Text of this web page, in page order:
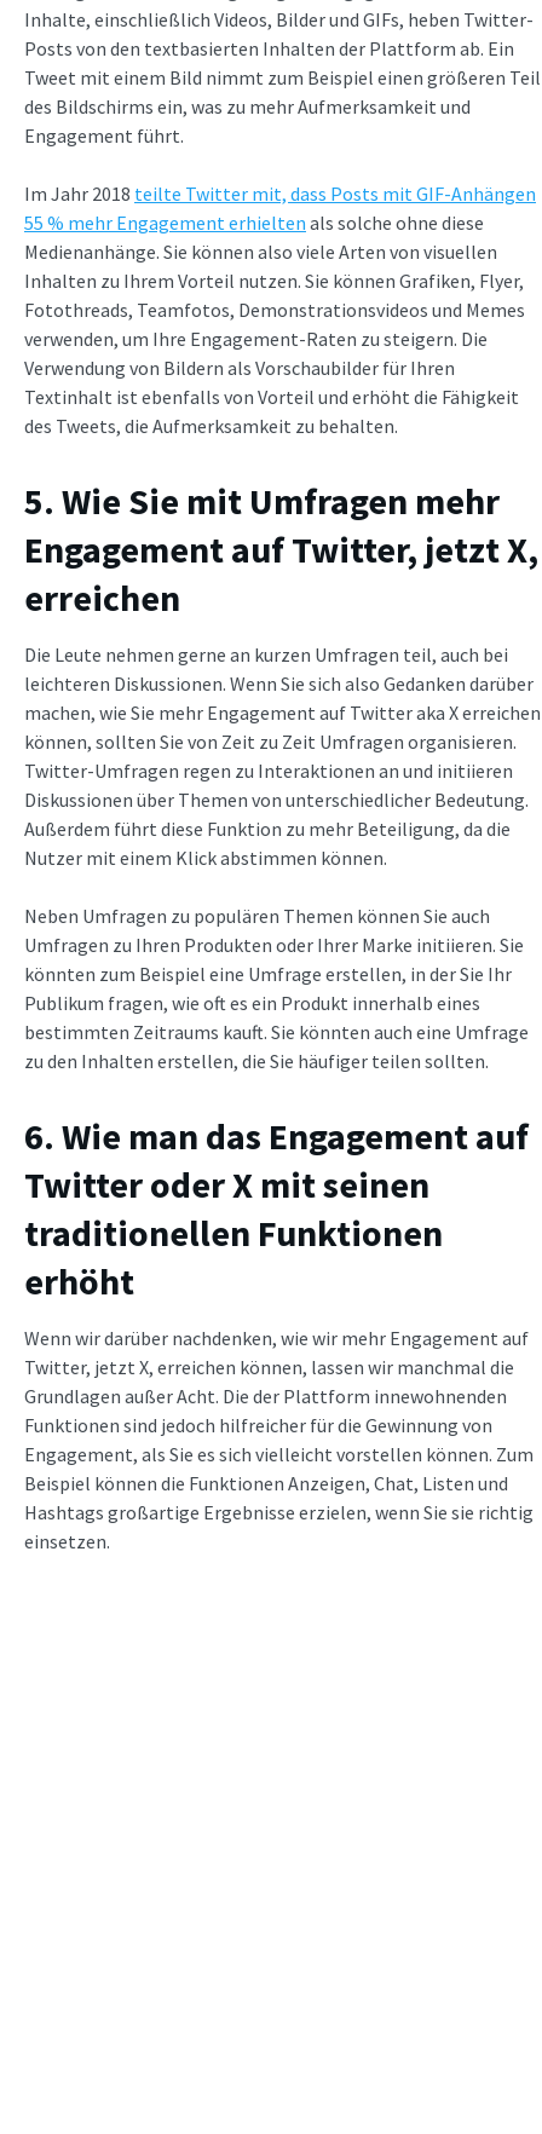
Inhalte, einschließlich Videos, Bilder und GIFs, heben Twitter-
Posts von den textbasierten Inhalten der Plattform ab. Ein
Tweet mit einem Bild nimmt zum Beispiel einen größeren Teil
des Bildschirms ein, was zu mehr Aufmerksamkeit und
Engagement führt.
Im Jahr 2018 teilte Twitter mit, dass Posts mit GIF-Anhängen
55 % mehr Engagement erhielten als solche ohne diese
Medienanhänge. Sie können also viele Arten von visuellen
Inhalten zu Ihrem Vorteil nutzen. Sie können Grafiken, Flyer,
Fotothreads, Teamfotos, Demonstrationsvideos und Memes
verwenden, um Ihre Engagement-Raten zu steigern. Die
Verwendung von Bildern als Vorschaubilder für Ihren
Textinhalt ist ebenfalls von Vorteil und erhöht die Fähigkeit
des Tweets, die Aufmerksamkeit zu behalten.
5. Wie Sie mit Umfragen mehr
Engagement auf Twitter, jetzt X,
erreichen
Die Leute nehmen gerne an kurzen Umfragen teil, auch bei
leichteren Diskussionen. Wenn Sie sich also Gedanken darüber
machen, wie Sie mehr Engagement auf Twitter aka X erreichen
können, sollten Sie von Zeit zu Zeit Umfragen organisieren.
Twitter-Umfragen regen zu Interaktionen an und initiieren
Diskussionen über Themen von unterschiedlicher Bedeutung.
Außerdem führt diese Funktion zu mehr Beteiligung, da die
Nutzer mit einem Klick abstimmen können.
Neben Umfragen zu populären Themen können Sie auch
Umfragen zu Ihren Produkten oder Ihrer Marke initiieren. Sie
könnten zum Beispiel eine Umfrage erstellen, in der Sie Ihr
Publikum fragen, wie oft es ein Produkt innerhalb eines
bestimmten Zeitraums kauft. Sie könnten auch eine Umfrage
zu den Inhalten erstellen, die Sie häufiger teilen sollten.
6. Wie man das Engagement auf
Twitter oder X mit seinen
traditionellen Funktionen
erhöht
Wenn wir darüber nachdenken, wie wir mehr Engagement auf
Twitter, jetzt X, erreichen können, lassen wir manchmal die
Grundlagen außer Acht. Die der Plattform innewohnenden
Funktionen sind jedoch hilfreicher für die Gewinnung von
Engagement, als Sie es sich vielleicht vorstellen können. Zum
Beispiel können die Funktionen Anzeigen, Chat, Listen und
Hashtags großartige Ergebnisse erzielen, wenn Sie sie richtig
einsetzen.